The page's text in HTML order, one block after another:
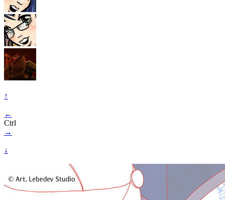
↑
←
Ctrl
→
↓